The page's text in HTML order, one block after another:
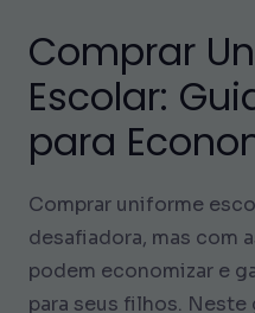
Comprar
Escolar:
para
Comprar uniforme
desafiadora, mas com
podem economizar e
para seus filhos. Neste